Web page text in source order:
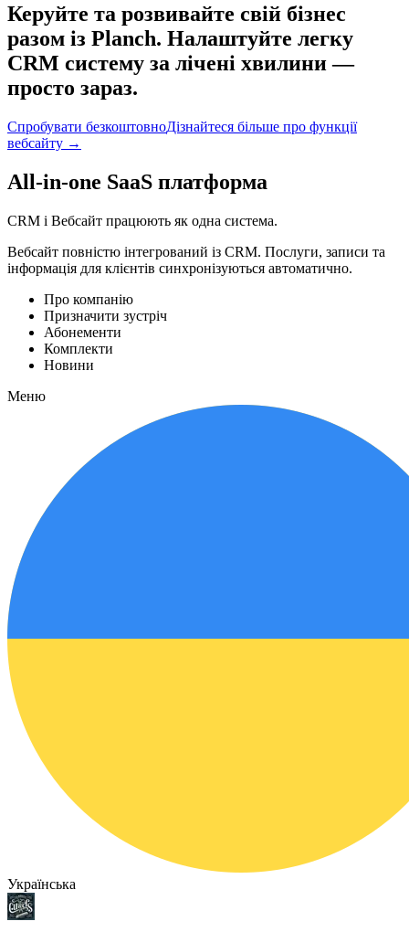
Керуйте та розвивайте свій бізнес
разом із Planch. Налаштуйте легку
CRM систему за лічені хвилини —
просто зараз.
Спробувати безкоштовноДізнайтеся більше про функції
вебсайту →
All-in-one SaaS платформа
CRM і Вебсайт працюють як одна система.
Вебсайт повністю інтегрований із CRM. Послуги, записи та
інформація для клієнтів синхронізуються автоматично.
Про компанію
Призначити зустріч
Абонементи
Комплекти
Новини
Меню
Українська